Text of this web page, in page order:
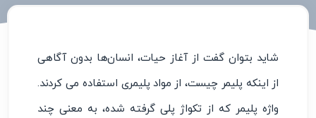
شاید بتوان گفت از آغاز حیات، انسان‌ها بدون آگاهی
از اینکه پلیمر چیست، از مواد پلیمری استفاده می کردند.
واژه پلیمر که از تکواژ پلی گرفته شده، به معنی چند